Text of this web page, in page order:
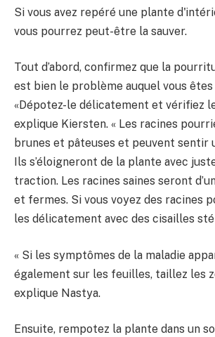
Si vous avez repéré une plante
vous pourrez peut-être la sauver.
Tout d’abord, confirmez que la
est bien le problème auquel vous
«Dépotez-le délicatement et vérifiez
explique Kiersten. « Les racines
brunes et pâteuses et peuvent sentir
Ils s’éloigneront de la plante avec
traction. Les racines saines seront
et fermes. Si vous voyez des racines
les délicatement avec des cisailles
« Si les symptômes de la maladie
également sur les feuilles, taillez les
explique Nastya.
Ensuite, rempotez la plante dans un